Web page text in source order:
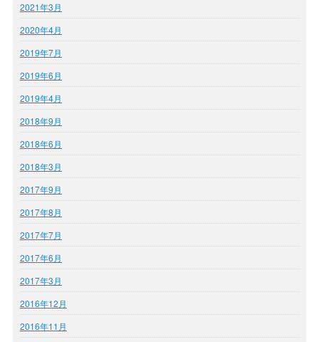
2021年3月
2020年4月
2019年7月
2019年6月
2019年4月
2018年9月
2018年6月
2018年3月
2017年9月
2017年8月
2017年7月
2017年6月
2017年3月
2016年12月
2016年11月